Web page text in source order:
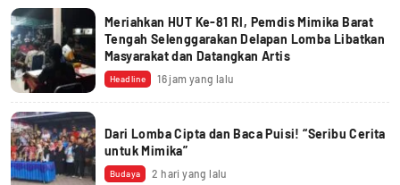
Meriahkan HUT Ke-81 RI, Pemdis Mimika Barat
Tengah Selenggarakan Delapan Lomba Libatkan
Masyarakat dan Datangkan Artis
Headline 16 jam yang lalu
Dari Lomba Cipta dan Baca Puisi! “Seribu Cerita
untuk Mimika”
Budaya 2 hari yang lalu